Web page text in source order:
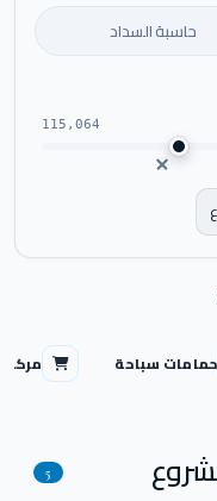
حاسبة السداد
115,064
حمامات سباحة مركز
5